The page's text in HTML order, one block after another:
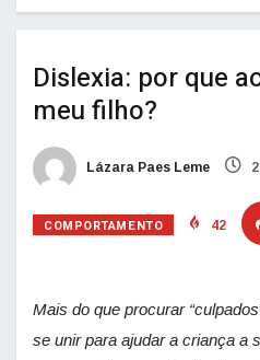
Dislexia: por que
meu filho?
Lázara Paes Leme
COMPORTAMENTO 42
Mais do que procurar
se unir para ajudar a criança a